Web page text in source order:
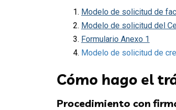
Modelo de solicitud de
Modelo de solicitud del
Formulario Anexo 1
Modelo de solicitud de
Cómo hago el
Procedimiento con